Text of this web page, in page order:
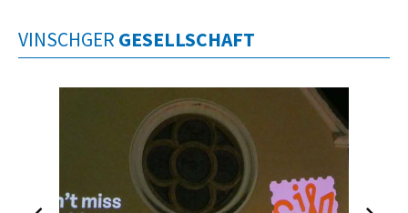
VINSCHGER GESELLSCHAFT